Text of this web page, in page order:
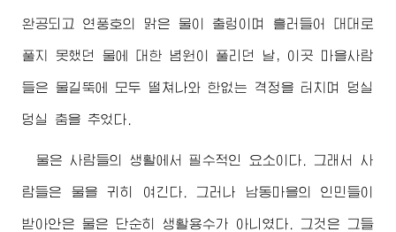
완공되고 연풍호의 맑은 물이 출렁이며 흘러들어 대대로
풀지 못했던 물에 대한 념원이 풀리던 날, 이곳 마을사람
들은 물길뚝에 모두 떨쳐나와 한없는 격정을 터치며 덩실
덩실 춤을 추었다.
물은 사람들의 생활에서 필수적인 요소이다. 그래서 사
람들은 물을 귀히 여긴다. 그러나 남동마을의 인민들이
받아안은 물은 단순히 생활용수가 아니였다. 그것은 그들